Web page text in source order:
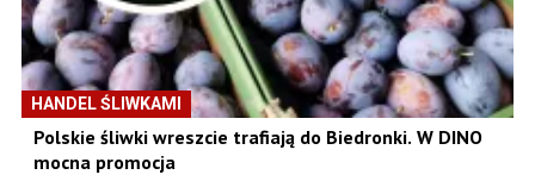
HANDEL ŚLIWKAMI
Polskie śliwki wreszcie trafiają do Biedronki. W DINO
mocna promocja